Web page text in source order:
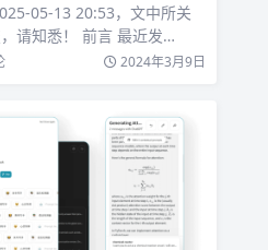
05-13 20:53，文中所关
请知悉！ 前言 最近发…
2024年3月9日